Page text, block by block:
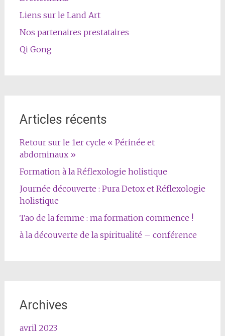
Liens sur le Land Art
Nos partenaires prestataires
Qi Gong
Articles récents
Retour sur le 1er cycle « Périnée et
abdominaux »
Formation à la Réflexologie holistique
Journée découverte : Pura Detox et Réflexologie
holistique
Tao de la femme : ma formation commence !
à la découverte de la spiritualité – conférence
Archives
avril 2023